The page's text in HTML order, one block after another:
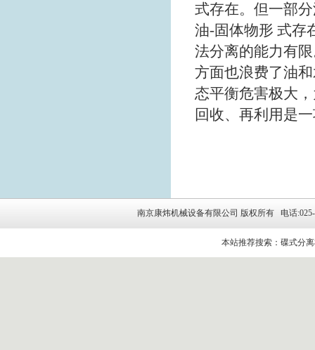
式存在。但一部
油-固体物形 式存
法分离的能力有
方面也浪费了油
态平衡危害极大
回收、再利用是
南京康炜机械设备有限公司 版权所有 电话
本站推荐搜索：碟式分